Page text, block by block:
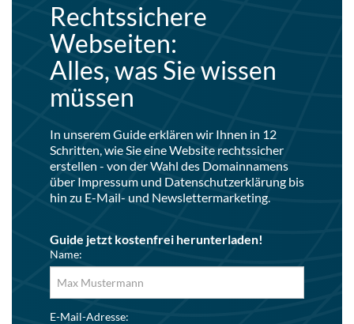
Rechtssichere
Webseiten:
Alles, was Sie wissen
müssen
In unserem Guide erklären wir Ihnen in 12
Schritten, wie Sie eine Website rechtssicher
erstellen - von der Wahl des Domainnamens
über Impressum und Datenschutzerklärung bis
hin zu E-Mail- und Newslettermarketing.
Guide jetzt kostenfrei herunterladen!
Name:
E-Mail-Adresse: